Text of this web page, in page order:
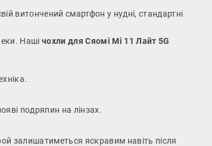
витончений смартфон у нудні, стандартні
Наші чохли для Сяомі Мі 11 Лайт 5G
подряпин на лінзах.
залишатиметься яскравим навіть після